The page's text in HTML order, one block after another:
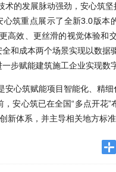
术的发展脉动强劲，安心筑
筑重点展示了全新3.0版本
高效、更丝滑的视觉体验和
和成本两个场景实现以数据
步赋能建筑施工企业实现数
安心筑赋能项目智能化、精
安心筑已在全国“多点开花
新体系，并主导相关地方标